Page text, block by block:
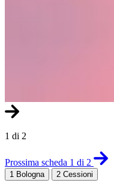
1 di 2
Prossima scheda 1 di 2
1 Bologna 2 Cessioni